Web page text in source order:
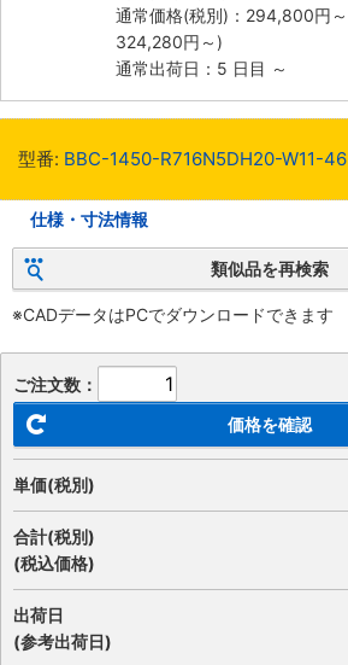
通常価格(税別)： 294,800円 ～
324,280円 ～)
通常出荷日：5 日目 ～
型番: BBC-1450-R716N5DH20-W11-46
仕様・寸法情報
類似品を再検索
※CADデータはPCでダウンロードできます
ご注文数：
価格を確認
単価(税別)
合計(税別)
(税込価格)
出荷日
(参考出荷日)